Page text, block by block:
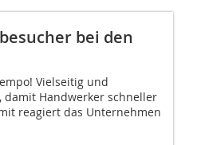
bei den
Vielseitig und
Handwerker schneller
reagiert das Unternehmen